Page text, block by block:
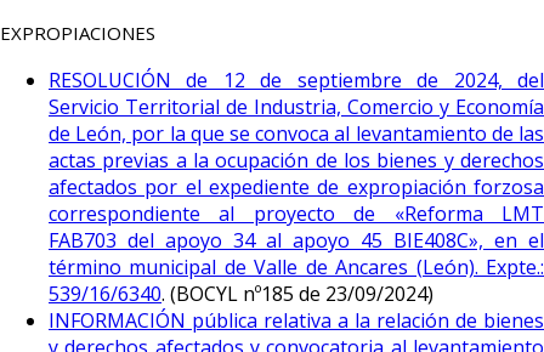
EXPROPIACIONES
RESOLUCIÓN de 12 de septiembre de 2024, del
Servicio Territorial de Industria, Comercio y Economía
de León, por la que se convoca al levantamiento de las
actas previas a la ocupación de los bienes y derechos
afectados por el expediente de expropiación forzosa
correspondiente al proyecto de «Reforma LMT
FAB703 del apoyo 34 al apoyo 45 BIE408C», en el
término municipal de Valle de Ancares (León). Expte.:
539/16/6340. (BOCYL nº185 de 23/09/2024)
INFORMACIÓN pública relativa a la relación de bienes